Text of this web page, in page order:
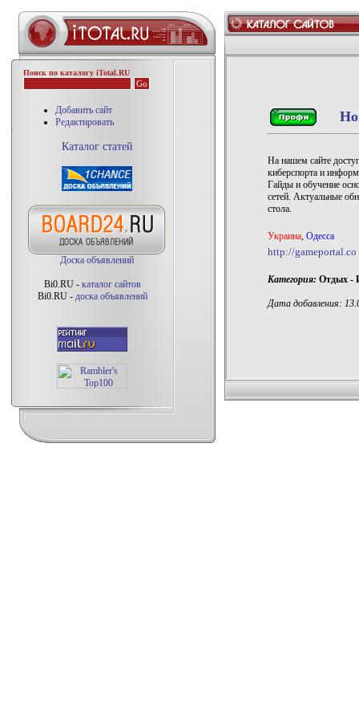
Поиск по каталогу iTotal.RU
Добавить сайт
Редактировать
Каталог статей
Доска объявлений
Bi0.RU - каталог сайтов
Bi0.RU - доска объявлений
На нашем сайте
киберспорта и
Гайды и обучение
сетей. Актуальные
стола.
Украина, Одесса
http://gameportal.co
Категория: Отдых -
Дата добавления: